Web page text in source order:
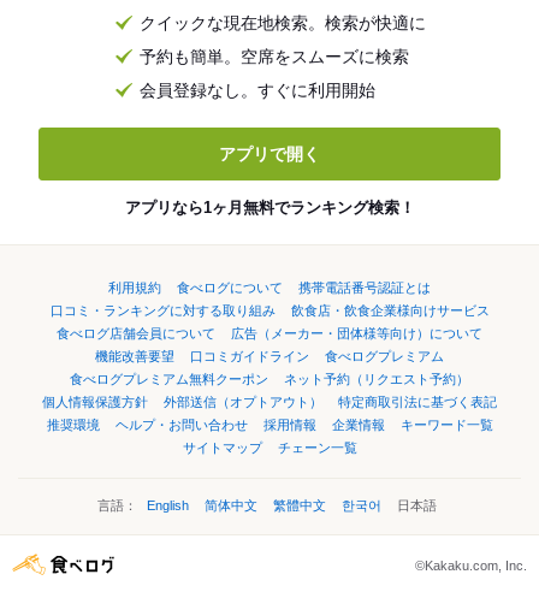
クイックな現在地検索。検索が快適に
予約も簡単。空席をスムーズに検索
会員登録なし。すぐに利用開始
アプリで開く
アプリなら1ヶ月無料でランキング検索！
利用規約 食べログについて
携帯電話番号認証とは
口コミ・ランキングに対する取り組み
飲食店・飲食企業様向けサービス
食べログ店舗会員について
広告（メーカー・団体様等向け）について
機能改善要望
口コミガイドライン
食べログプレミアム
食べログプレミアム無料クーポン
ネット予約（リクエスト予約）
個人情報保護方針
外部送信（オプトアウト）
特定商取引法に基づく表記
推奨環境
ヘルプ・お問い合わせ 採用情報 企業情報
キーワード一覧
サイトマップ
チェーン一覧
言語： English 简体中文 繁體中文 한국어 日本語
©Kakaku.com, Inc.